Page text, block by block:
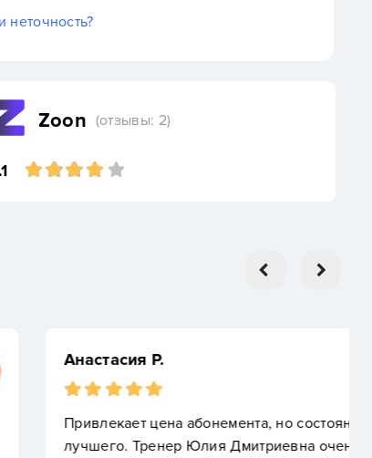
неточность?
Zoon (отзывы: 2)
но состояние помещения оставляет желать
очень к себе расположила, что также